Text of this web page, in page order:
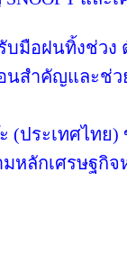
มือฝนทิ้งช่วง
นสำคัญและช่ว
(ประเทศไทย
หลักเศรษฐกิจ